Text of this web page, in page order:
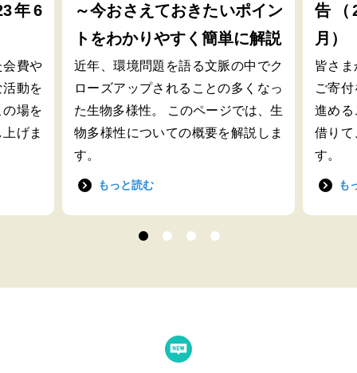
年6
会費や
動を
場を
げま
～今おさえておきたいポイン
トをわかりやすく簡単に解説
近年、環境問題を語る文脈の中でク
ローズアップされることの多くなっ
た生物多様性。 このページでは、生
物多様性についての概要を解説しま
す。
もっと読む
告（
月）
皆さ
ご寄
進める
借りて
す。
も